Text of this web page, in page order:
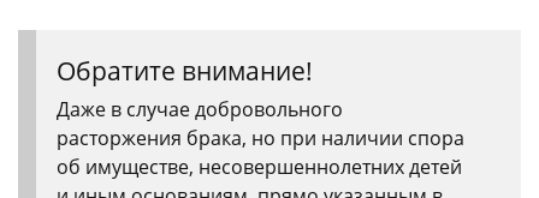
Обратите внимание!
Даже в случае добровольного
расторжения брака, но при наличии спора
об имуществе, несовершеннолетних детей